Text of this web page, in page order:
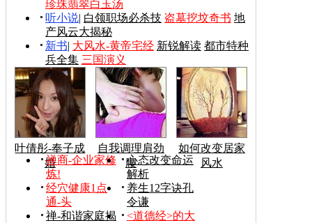
珍珠翡翠白玉汤
听小说| 白领职场必杀技 盗墓挖坟奇书 地
产风云大揭秘
新书| 大风水-黄帝宅经 新锐解读 都市特种
兵全集 三国演义
叶倩彤-奉子成
婚
自我调理肩劲
腰
如何改变居家
风水
禅商-企业家修
炼!
心态改变命运
解析
经穴健康1点
通-头
养生12字诀孔
令谦
禅-和谐家庭揭
<道德经>的大